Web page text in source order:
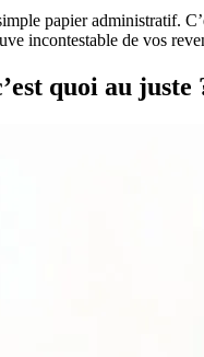
papier administratif.
incontestable de vos
quoi au juste